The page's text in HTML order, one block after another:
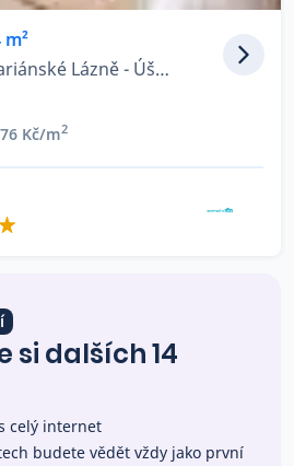
Zeyerova 263/10, Mariánské Lázně - Úšovice
Kč/m2
si dalších 14
celý internet
budete vědět vždy jako první